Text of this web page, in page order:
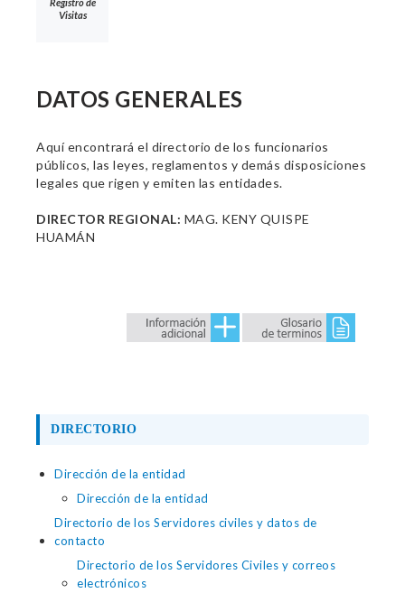
Visitas
DATOS GENERALES
Aquí encontrará el directorio de los funcionarios
públicos, las leyes, reglamentos y demás disposiciones
legales que rigen y emiten las entidades.
DIRECTOR REGIONAL: MAG. KENY QUISPE
HUAMÁN
DIRECTORIO
Dirección de la entidad
Dirección de la entidad
Directorio de los Servidores civiles y datos de
contacto
Directorio de los Servidores Civiles y correos
electrónicos